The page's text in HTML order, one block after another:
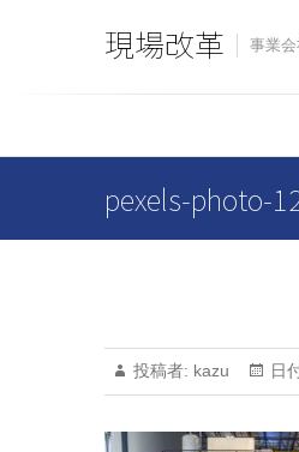
現場改革 事業
pexels-photo-
投稿者: kazu 日